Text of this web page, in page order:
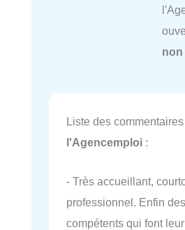
non
Liste des commentaires
l'Agencemploi :
- Très accueillant,
professionnel. Enfin
compétents qui font